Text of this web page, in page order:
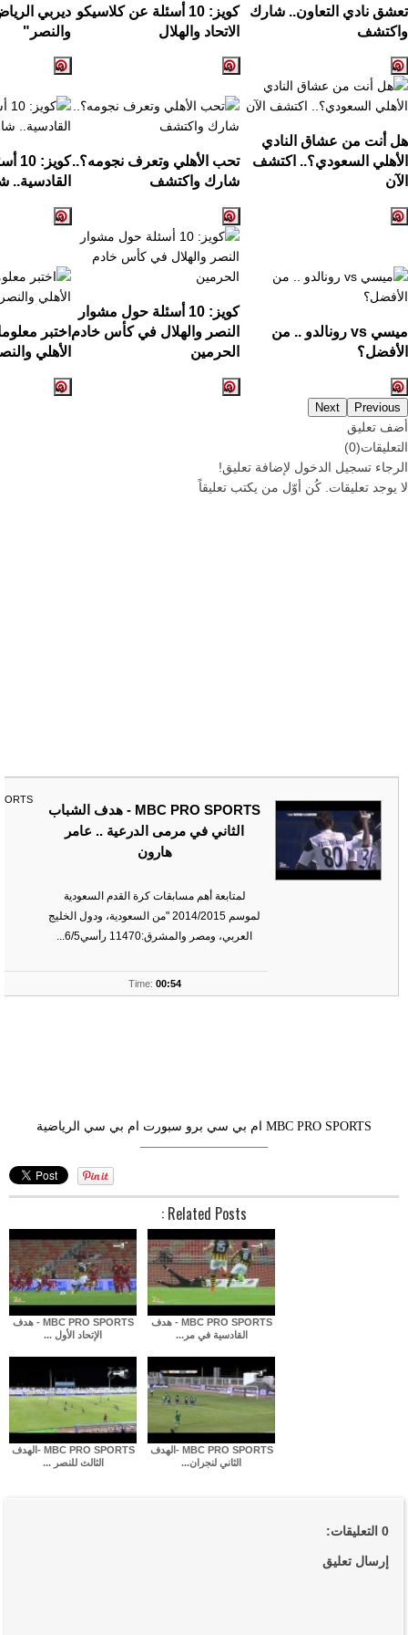
تعشق نادي التعاون.. شارك
واكتشف
كويز: 10 أسئلة عن كلاسيكو
الاتحاد والهلال
ديربي
والنصر"
هل أنت من عشاق النادي
الأهلي السعودي؟.. اكتشف
الآن
تحب الأهلي وتعرف نجومه؟..
شارك واكتشف
القادسية..
ميسي vs رونالدو .. من
الأفضل؟
كويز: 10 أسئلة حول مشوار
النصر والهلال في كأس خادم
الحرمين
اختبر
الأهلي
Previous
Next
أضف تعليق
التعليقات(
0
)
الرجاء تسجيل الدخول لإضافة تعليق!
لا يوجد تعليقات. كُن أوّل من يكتب تعليقاً
MBC PRO SPORTS - هدف الشباب
الثاني في مرمى الدرعية .. عامر
هارون
لمتابعة أهم مسابقات كرة القدم السعودية
لموسم 2014/2015 "من السعودية، ودول الخليج
العربي، ومصر والمشرق:11470 رأسي6/5...
Time: 00:54
MBC PRO SPORTS ام بي سي برو سبورت ام بي سي الرياضية
––––––––––––––––––––
Related Posts :
MBC PRO SPORTS - هدف
الإتحاد الأول ...
MBC PRO SPORTS - هدف
القادسية في مر...
MBC PRO SPORTS -الهدف
الثالث للنصر ...
MBC PRO SPORTS -الهدف
الثاني لنجران...
0 التعليقات:
إرسال تعليق